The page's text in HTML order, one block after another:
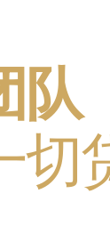
队
切